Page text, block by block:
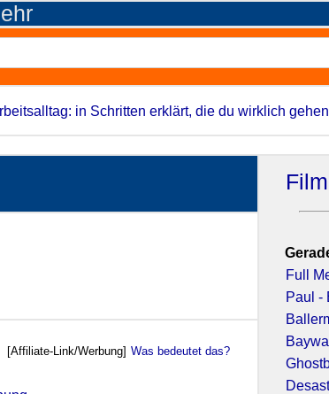
in Schritten erklärt, die du wirklich
[Affiliate-Link/Werbung] Was bedeutet das?
Full
Paul -